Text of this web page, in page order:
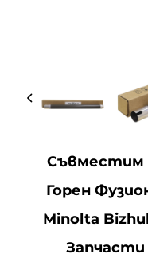
Съвместим
Горен
Minolta
Запчасти